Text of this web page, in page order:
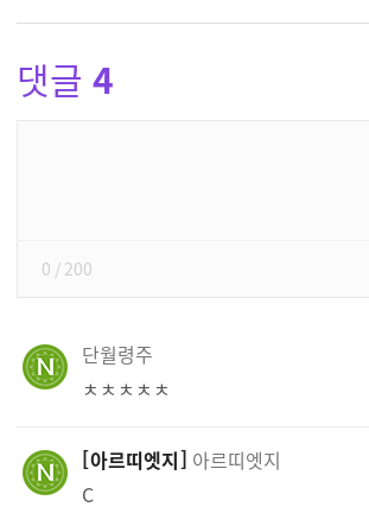
댓글 4
0 / 200
단월령주
ㅊㅊㅊㅊㅊ
아르띠엣지 아르띠엣지
C